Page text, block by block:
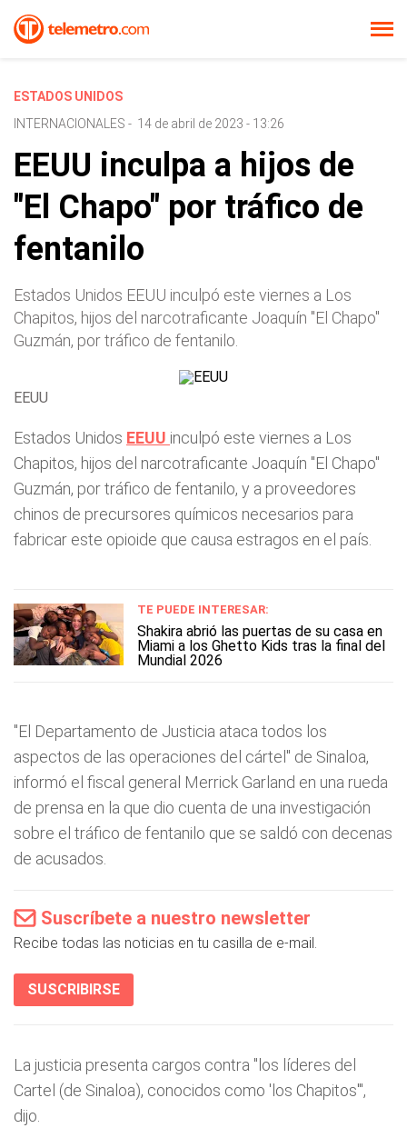
ESTADOS UNIDOS
INTERNACIONALES - 14 de abril de 2023 - 13:26
EEUU inculpa a hijos de
"El Chapo" por tráfico de
fentanilo
Estados Unidos EEUU inculpó este viernes a Los
Chapitos, hijos del narcotraficante Joaquín "El Chapo"
Guzmán, por tráfico de fentanilo.
EEUU
Estados Unidos EEUU inculpó este viernes a Los
Chapitos, hijos del narcotraficante Joaquín "El Chapo"
Guzmán, por tráfico de fentanilo, y a proveedores
chinos de precursores químicos necesarios para
fabricar este opioide que causa estragos en el país.
TE PUEDE INTERESAR:
Shakira abrió las puertas de su casa en
Miami a los Ghetto Kids tras la final del
Mundial 2026
"El Departamento de Justicia ataca todos los
aspectos de las operaciones del cártel" de Sinaloa,
informó el fiscal general Merrick Garland en una rueda
de prensa en la que dio cuenta de una investigación
sobre el tráfico de fentanilo que se saldó con decenas
de acusados.
Suscríbete a nuestro newsletter
Recibe todas las noticias en tu casilla de e-mail.
SUSCRIBIRSE
La justicia presenta cargos contra "los líderes del
Cartel (de Sinaloa), conocidos como 'los Chapitos'",
dijo.